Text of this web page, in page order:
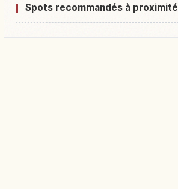
Spots recommandés à proximité